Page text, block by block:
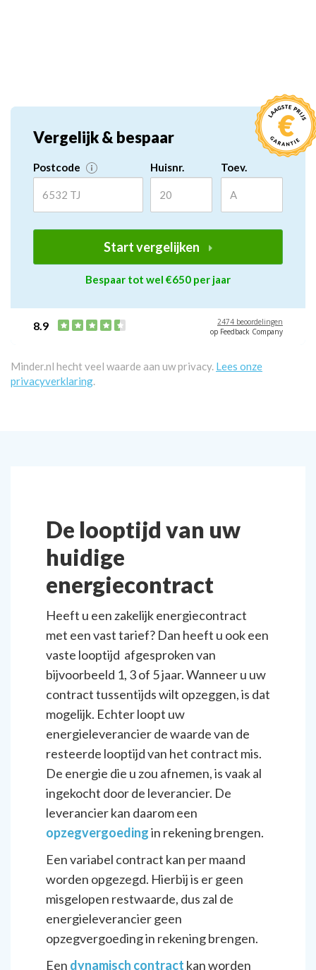
Vergelijk & bespaar
Postcode Huisnr. Toev.
Start vergelijken
Bespaar tot wel €650 per jaar
8.9
2474 beoordelingen
op Feedback Company
Minder.nl hecht veel waarde aan uw privacy. Lees onze
privacyverklaring.
De looptijd van uw
huidige
energiecontract
Heeft u een zakelijk energiecontract
met een vast tarief? Dan heeft u ook een
vaste looptijd afgesproken van
bijvoorbeeld 1, 3 of 5 jaar. Wanneer u uw
contract tussentijds wilt opzeggen, is dat
mogelijk. Echter loopt uw
energieleverancier de waarde van de
resteerde looptijd van het contract mis.
De energie die u zou afnemen, is vaak al
ingekocht door de leverancier. De
leverancier kan daarom een
opzegvergoedingin rekening brengen.
Een variabel contract kan per maand
worden opgezegd. Hierbij is er geen
misgelopen restwaarde, dus zal de
energieleverancier geen
opzegvergoeding in rekening brengen.
Een dynamisch contract kan worden